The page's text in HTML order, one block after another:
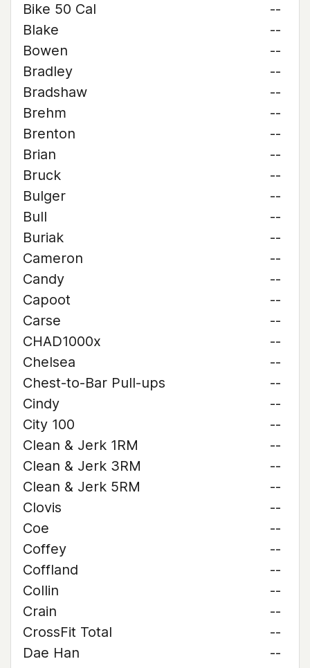
Bike 50 Cal
--
Blake
--
Bowen
--
Bradley
--
Bradshaw
--
Brehm
--
Brenton
--
Brian
--
Bruck
--
Bulger
--
Bull
--
Buriak
--
Cameron
--
Candy
--
Capoot
--
Carse
--
CHAD1000x
--
Chelsea
--
Chest-to-Bar Pull-ups
--
Cindy
--
City 100
--
Clean & Jerk 1RM
--
Clean & Jerk 3RM
--
Clean & Jerk 5RM
--
Clovis
--
Coe
--
Coffey
--
Coffland
--
Collin
--
Crain
--
CrossFit Total
--
Dae Han
--